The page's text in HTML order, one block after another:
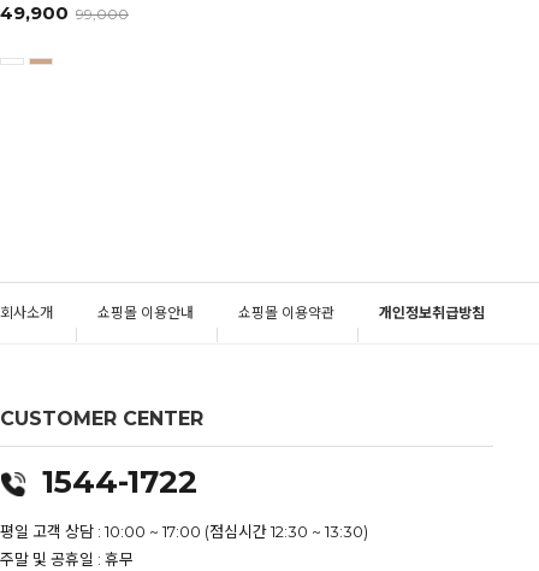
49,900 99,000
회사소개 쇼핑몰 이용안내 쇼핑몰 이용약관 개인정보취급방침
CUSTOMER CENTER
1544-1722
평일 고객 상담 : 10:00 ~ 17:00 (점심시간 12:30 ~ 13:30)
주말 및 공휴일 : 휴무